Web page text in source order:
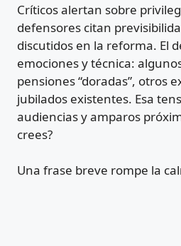
Críticos alertan sobre
defensores citan
discutidos en la reforma. El
emociones y técnica:
pensiones “doradas”, otros
jubilados existentes. Esa
audiencias y amparos
crees?
Una frase breve rompe la